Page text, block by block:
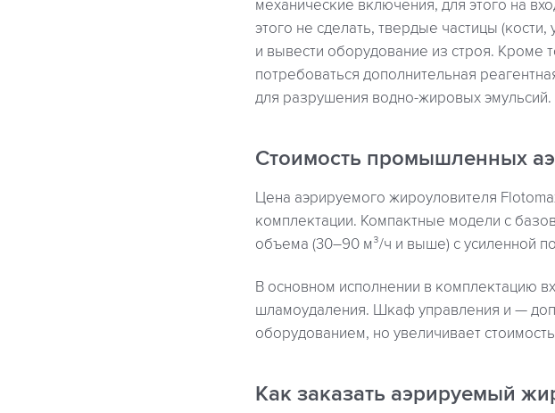
механические включения, для этого на
этого не сделать, твердые частицы
и вывести оборудование из строя. Кроме
потребоваться дополнительная
для разрушения водно-жировых эмульсий.
Стоимость промышленных
Цена аэрируемого жироуловителя
комплектации. Компактные модели с
объема (30–90 м³/ч и выше) с усиленной
В основном исполнении в комплектацию
шламоудаления. Шкаф управления и —
оборудованием, но увеличивает
Как заказать аэрируемый